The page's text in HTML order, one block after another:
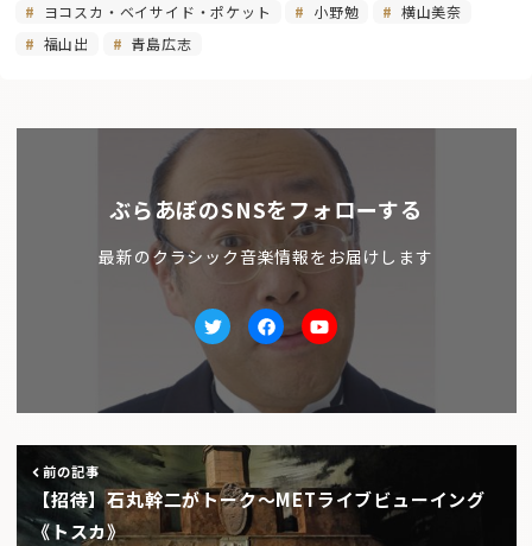
ヨコスカ・ベイサイド・ポケット 小野勉
横山美奈
福山出
青島広志
ぶらあぼのSNSをフォローする
最新のクラシック音楽情報をお届けします
TwitterfacebookYoutube
前の記事
【招待】石丸幹二がトーク〜METライブビューイング
《トスカ》